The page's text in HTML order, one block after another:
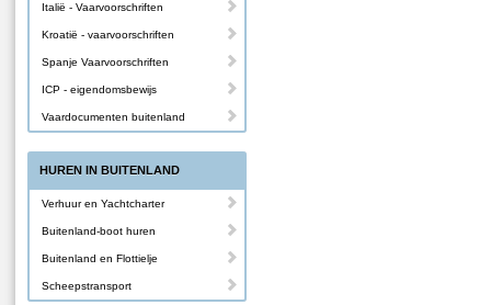
Italië - Vaarvoorschriften
Kroatië - vaarvoorschriften
Spanje Vaarvoorschriften
ICP - eigendomsbewijs
Vaardocumenten buitenland
HUREN IN BUITENLAND
Verhuur en Yachtcharter
Buitenland-boot huren
Buitenland en Flottielje
Scheepstransport